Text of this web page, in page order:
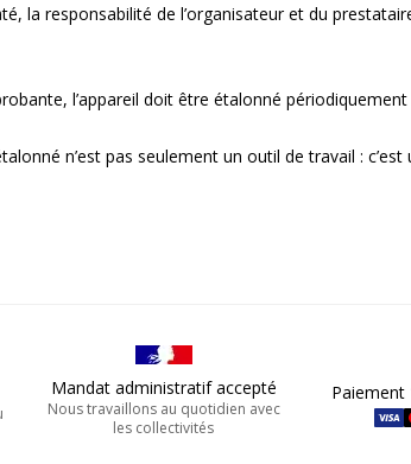
la responsabilité de l’organisateur et du
l’appareil doit être étalonné
n’est pas seulement un outil de travail : c’est
Mandat administratif accepté
Nous travaillons au quotidien avec
les collectivités
Paiement